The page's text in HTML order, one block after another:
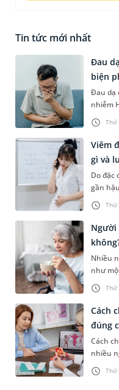
Tin tức mới nhất
Thứ
Đau
biện
Đau dạ
nhiễm
khác.
cân
Thứ
Viêm
gì và
Do đặc
gần
đường
nhân,
Thứ
Người
Nhiều
như
điều trị
ung
Thứ
Cách
đúng
Cách
nhiều
nhỏ ở
hạch